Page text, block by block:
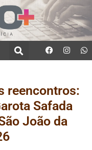
reencontros:
Safada
João da